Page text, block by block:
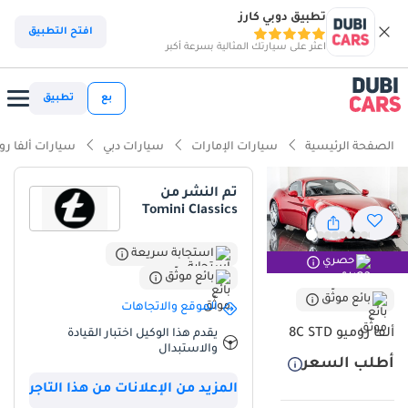
تطبيق دوبي كارز
اعثر على سيارتك المثالية بسرعة أكبر
افتح التطبيق
بع تطبيق
الصفحة الرئيسية سيارات الإمارات سيارات دبي سيارات ألفا
حصري
بائع موثّق
ألفا روميو 8C STD
أطلب السعر
تم النشر من
Tomini Classics
استجابة سريعة
بائع موثّق
الموقع والاتجاهات
يقدم هذا الوكيل اختبار القيادة
والاستبدال
المزيد من الإعلانات من هذا التاجر
ذكاء دوبي كارز
ذكاء دوبيكارز
محرك مصنوع يدويًا
أقل معدل استهلاك في فئته
معيار نظام الصوت من الدرجة الأولى
ملخص
تُمثل هذه التحفة الإيطالية النادرة فرصةً استثنائيةً لهواة جمع السيارات في
دول مجلس التعاون الخليجي، إذ تتميز بانخفاض عداد الكيلومترات بشكلٍ
بلونها الأحمر الأيقوني &quot;روسو كومبيتزيوني&quot;، ما يمنحها قيمةً